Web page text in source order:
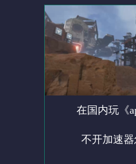
在国内玩《
不开加速器